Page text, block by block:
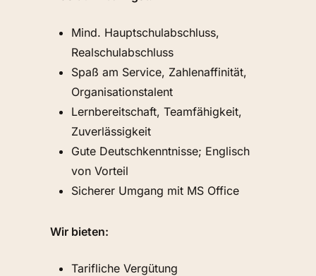
Mind. Hauptschulabschluss,
Realschulabschluss
Spaß am Service, Zahlenaffinität,
Organisationstalent
Lernbereitschaft, Teamfähigkeit,
Zuverlässigkeit
Gute Deutschkenntnisse; Englisch
von Vorteil
Sicherer Umgang mit MS Office
Wir bieten:
Tarifliche Vergütung